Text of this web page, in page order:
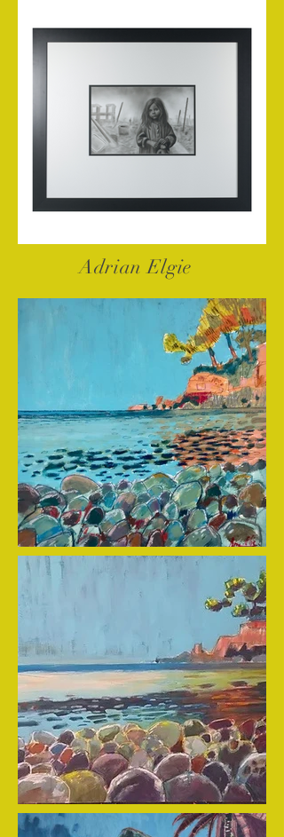
Adrian Elgie